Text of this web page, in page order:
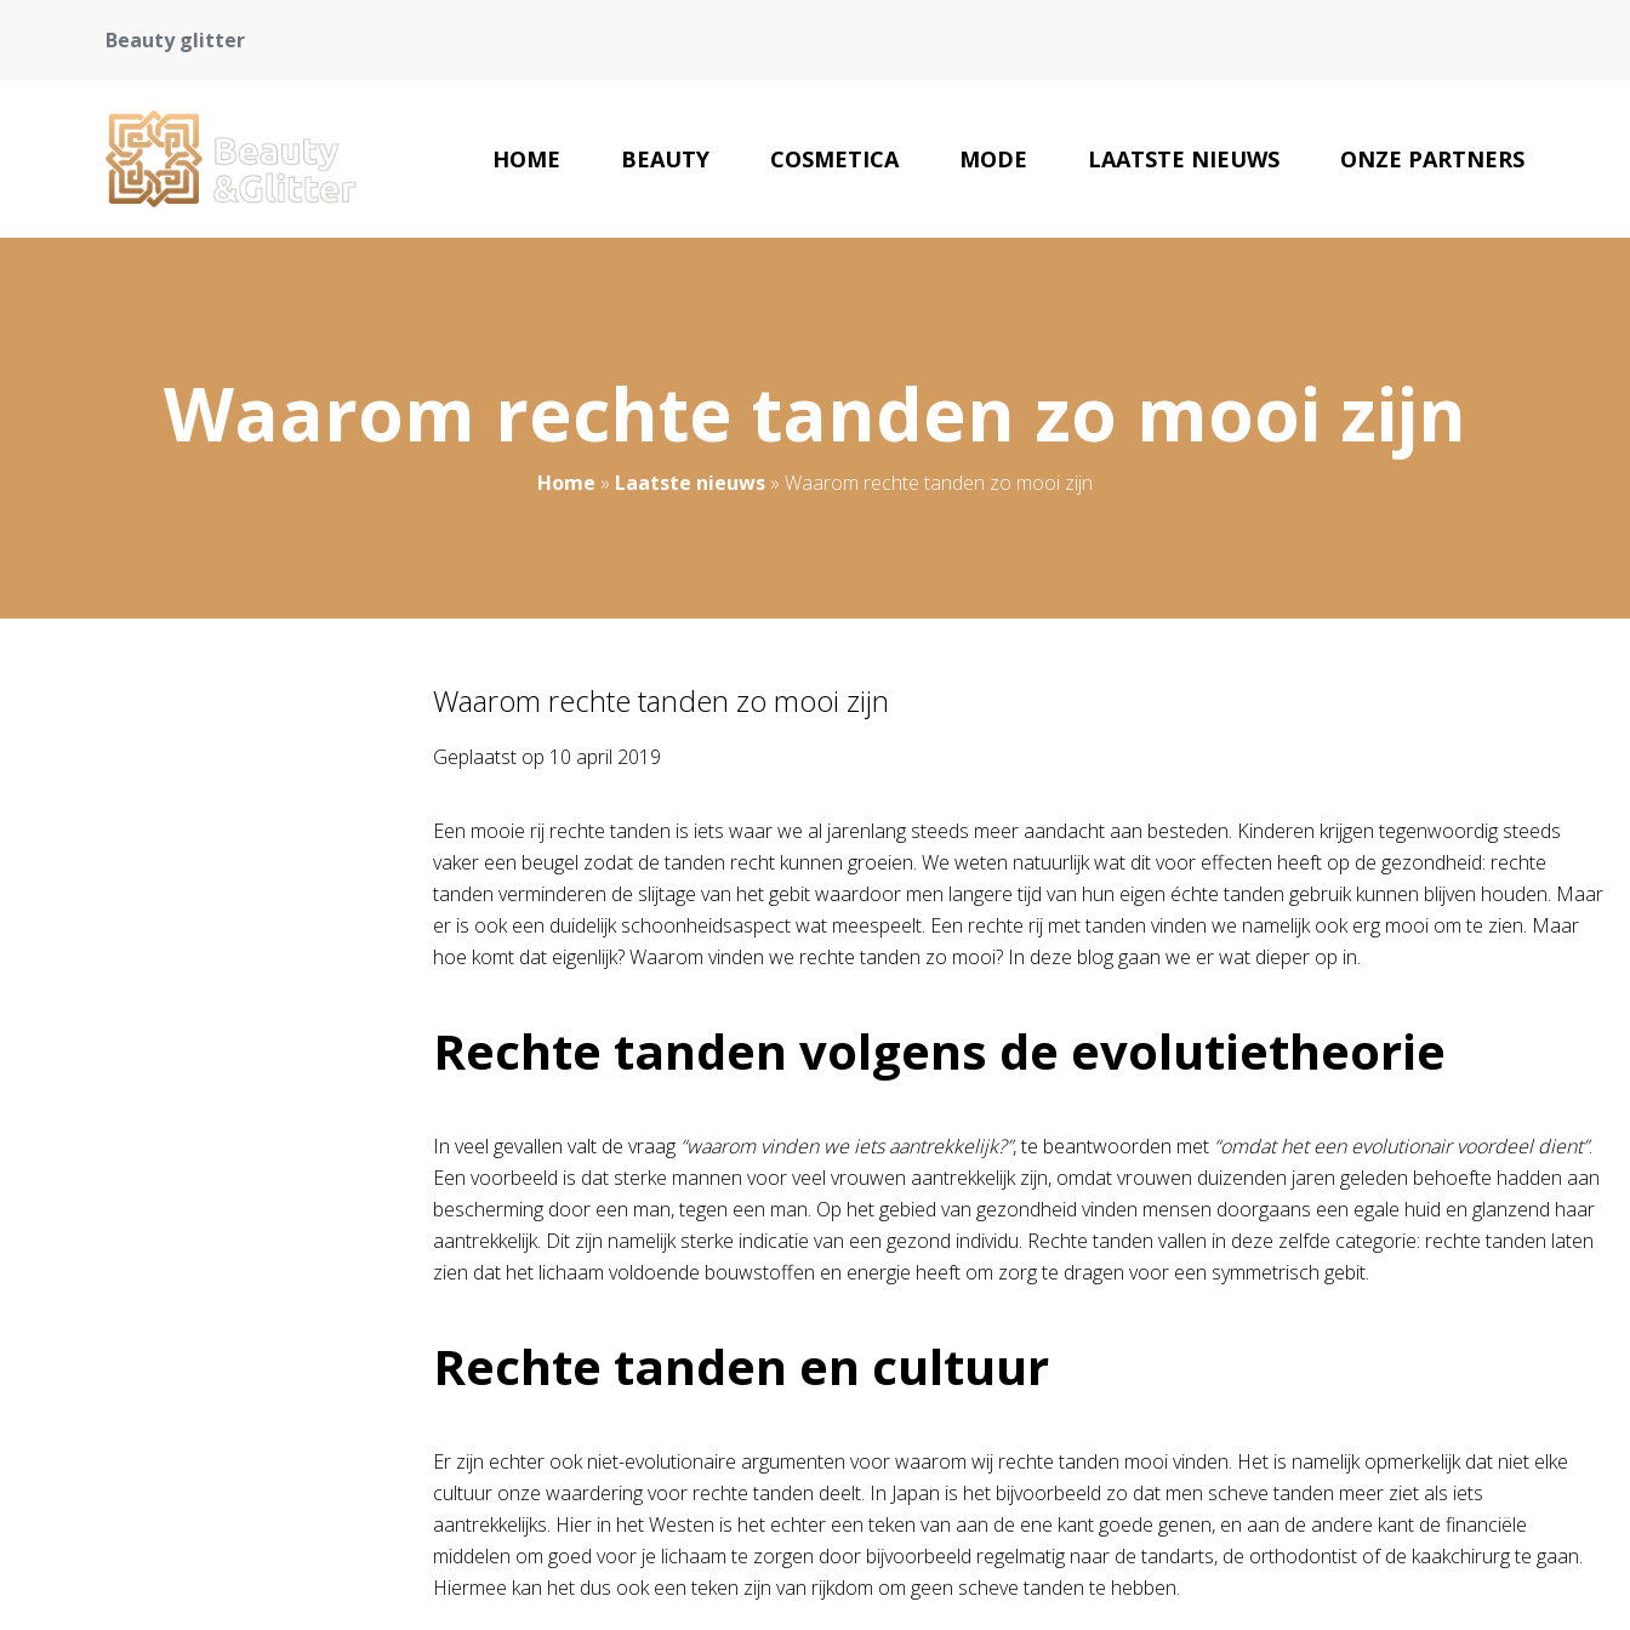
Beauty glitter
HOME BEAUTY COSMETICA MODE LAATSTE NIEUWS ONZE PARTNERS
Waarom rechte tanden zo mooi zijn
Home » Laatste nieuws » Waarom rechte tanden zo mooi zijn
Waarom rechte tanden zo mooi zijn
Geplaatst op 10 april 2019
Een mooie rij rechte tanden is iets waar we al jarenlang steeds meer aandacht aan besteden. Kinderen krijgen tegenwoordig steeds
vaker een beugel zodat de tanden recht kunnen groeien. We weten natuurlijk wat dit voor effecten heeft op de gezondheid: rechte
tanden verminderen de slijtage van het gebit waardoor men langere tijd van hun eigen échte tanden gebruik kunnen blijven houden. Maar
er is ook een duidelijk schoonheidsaspect wat meespeelt. Een rechte rij met tanden vinden we namelijk ook erg mooi om te zien. Maar
hoe komt dat eigenlijk? Waarom vinden we rechte tanden zo mooi? In deze blog gaan we er wat dieper op in.
Rechte tanden volgens de evolutietheorie
In veel gevallen valt de vraag “waarom vinden we iets aantrekkelijk?”, te beantwoorden met “omdat het een evolutionair voordeel dient”.
Een voorbeeld is dat sterke mannen voor veel vrouwen aantrekkelijk zijn, omdat vrouwen duizenden jaren geleden behoefte hadden aan
bescherming door een man, tegen een man. Op het gebied van gezondheid vinden mensen doorgaans een egale huid en glanzend haar
aantrekkelijk. Dit zijn namelijk sterke indicatie van een gezond individu. Rechte tanden vallen in deze zelfde categorie: rechte tanden laten
zien dat het lichaam voldoende bouwstoffen en energie heeft om zorg te dragen voor een symmetrisch gebit.
Rechte tanden en cultuur
Er zijn echter ook niet-evolutionaire argumenten voor waarom wij rechte tanden mooi vinden. Het is namelijk opmerkelijk dat niet elke
cultuur onze waardering voor rechte tanden deelt. In Japan is het bijvoorbeeld zo dat men scheve tanden meer ziet als iets
aantrekkelijks. Hier in het Westen is het echter een teken van aan de ene kant goede genen, en aan de andere kant de financiële
middelen om goed voor je lichaam te zorgen door bijvoorbeeld regelmatig naar de tandarts, de orthodontist of de kaakchirurg te gaan.
Hiermee kan het dus ook een teken zijn van rijkdom om geen scheve tanden te hebben.